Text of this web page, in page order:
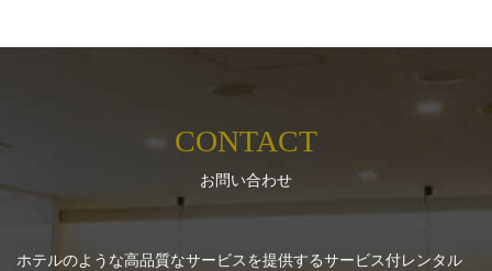
CONTACT
お問い合わせ
ホテルのような高品質なサービスを提供するサービス付レンタル